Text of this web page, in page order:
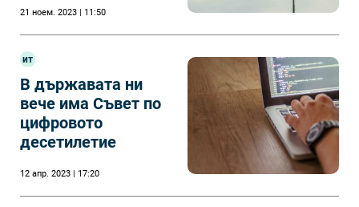
Европа“
21 ноем. 2023 | 11:50
ит
В държавата ни
вече има Съвет по
цифровото
десетилетие
12 апр. 2023 | 17:20